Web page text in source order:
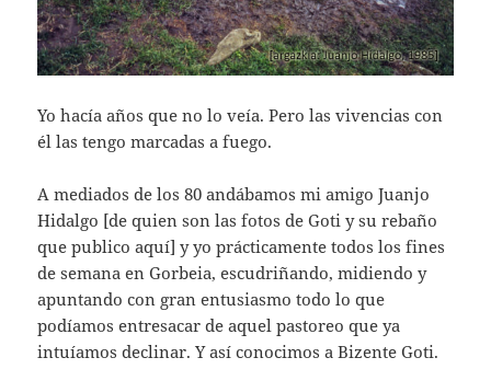
Yo hacía años que no lo veía. Pero las vivencias con
él las tengo marcadas a fuego.
A mediados de los 80 andábamos mi amigo Juanjo
Hidalgo [de quien son las fotos de Goti y su rebaño
que publico aquí] y yo prácticamente todos los fines
de semana en Gorbeia, escudriñando, midiendo y
apuntando con gran entusiasmo todo lo que
podíamos entresacar de aquel pastoreo que ya
intuíamos declinar. Y así conocimos a Bizente Goti.